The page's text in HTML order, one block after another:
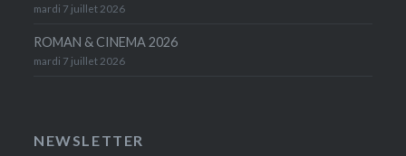
mardi 7 juillet 2026
ROMAN & CINEMA 2026
mardi 7 juillet 2026
NEWSLETTER